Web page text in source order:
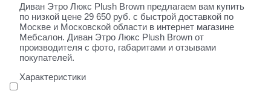
Диван Этро Люкс Plush Brown предлагаем вам купить
по низкой цене 29 650 руб. с быстрой доставкой по
Москве и Московской области в интернет магазине
Мебсалон. Диван Этро Люкс Plush Brown от
производителя с фото, габаритами и отзывами
покупателей.
Характеристики